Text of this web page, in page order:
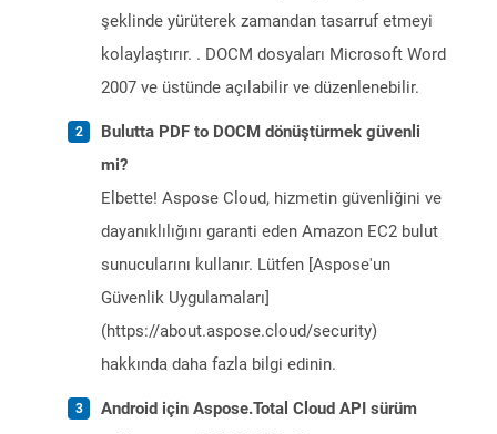
şeklinde yürüterek zamandan tasarruf etmeyi
kolaylaştırır. . DOCM dosyaları Microsoft Word
2007 ve üstünde açılabilir ve düzenlenebilir.
Bulutta PDF to DOCM dönüştürmek güvenli
mi?
Elbette! Aspose Cloud, hizmetin güvenliğini ve
dayanıklılığını garanti eden Amazon EC2 bulut
sunucularını kullanır. Lütfen [Aspose'un
Güvenlik Uygulamaları]
(https://about.aspose.cloud/security)
hakkında daha fazla bilgi edinin.
Android için Aspose.Total Cloud API sürüm